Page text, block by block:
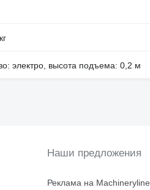
электро, высота подъема: 0,2 м
Наши предложения
Реклама на Machineryline